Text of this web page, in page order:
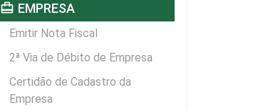
card_travel EMPRESA
Emitir Nota Fiscal
2ª Via de Débito de Empresa
Certidão de Cadastro da
Empresa